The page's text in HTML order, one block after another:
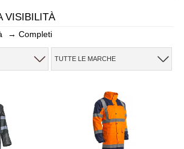
NOME DEL PRODOTTO CHE STAI
CERCANDO
VISIBILITÀ
→ Completi
TUTTE LE MARCHE